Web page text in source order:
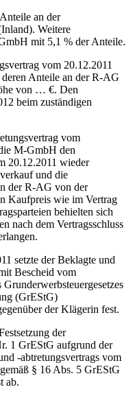
an der
Weitere
mit 5,1 % der Anteile.
vom 20.12.2011
Anteile an der R-AG
von … €. Den
beim zuständigen
vom
M-GmbH den
20.12.2011 wieder
und die
der R-AG von der
Kaufpreis wie im Vertrag
behielten sich
nach dem Vertragsschluss
der Beklagte und
Bescheid vom
(GrEStG)
der Klägerin fest.
der
1 GrEStG aufgrund der
-abtretungsvertrags vom
§ 16 Abs. 5 GrEStG
ab.